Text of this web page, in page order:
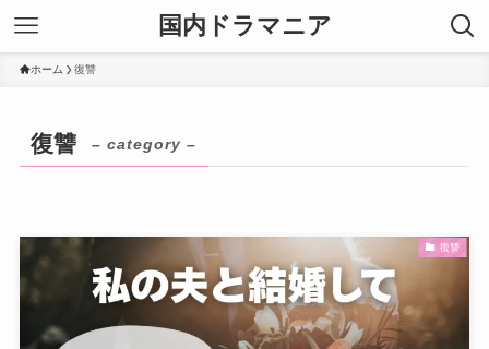
国内ドラマニア
ホーム 復讐
復讐 – category –
復讐